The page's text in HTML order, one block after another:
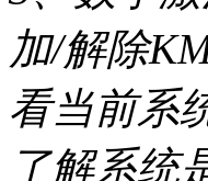
加/解除
看当前系
了解系统